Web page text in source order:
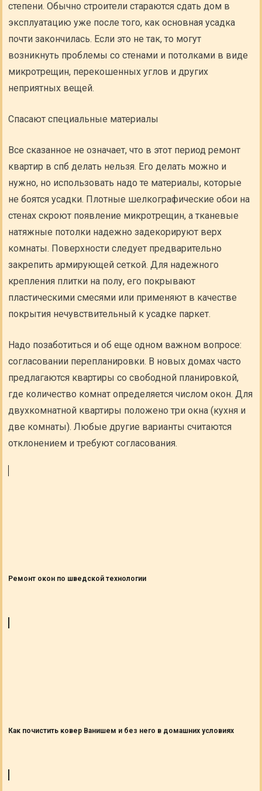
степени. Обычно строители стараются сдать дом в
эксплуатацию уже после того, как основная усадка
почти закончилась. Если это не так, то могут
возникнуть проблемы со стенами и потолками в виде
микротрещин, перекошенных углов и других
неприятных вещей.
Спасают специальные материалы
Все сказанное не означает, что в этот период ремонт
квартир в спб делать нельзя. Его делать можно и
нужно, но использовать надо те материалы, которые
не боятся усадки. Плотные шелкографические обои на
стенах скроют появление микротрещин, а тканевые
натяжные потолки надежно задекорируют верх
комнаты. Поверхности следует предварительно
закрепить армирующей сеткой. Для надежного
крепления плитки на полу, его покрывают
пластическими смесями или применяют в качестве
покрытия нечувствительный к усадке паркет.
Надо позаботиться и об еще одном важном вопросе:
согласовании перепланировки. В новых домах часто
предлагаются квартиры со свободной планировкой,
где количество комнат определяется числом окон. Для
двухкомнатной квартиры положено три окна (кухня и
две комнаты). Любые другие варианты считаются
отклонением и требуют согласования.
Ремонт окон по шведской технологии
Как почистить ковер Ванишем и без него в домашних условиях